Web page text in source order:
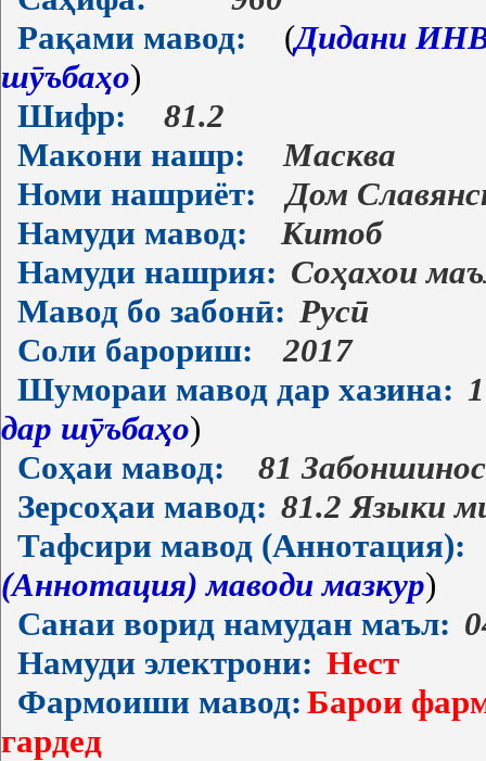
Рақами мавод:
(Дидани
шӯъбаҳо)
Шифр:
81.2
Макони нашр:
Масква
Номи нашриёт:
Дом
Намуди мавод:
Китоб
Намуди нашрия: Соҳахои
Мавод бо забонӣ: Русӣ
Соли барориш:
2017
Шумораи мавод дар хазина: 1
дар шӯъбаҳо)
Соҳаи мавод:
81
Зерсоҳаи мавод: 81.2 Языки
Тафсири мавод (Аннотация):
(Аннотация) маводи мазкур)
Санаи ворид намудан маъл:
Намуди электрони: Нест
Фармоиши мавод: Барои
гардед